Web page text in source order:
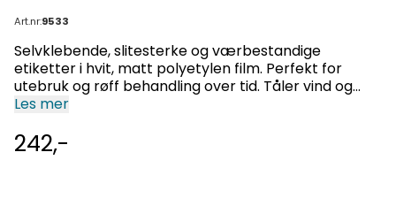
Art.nr:9533
Selvklebende, slitesterke og værbestandige
etiketter i hvit, matt polyetylen film. Perfekt for
utebruk og røff behandling over tid. Tåler vind og
vær! Ideelt for utendørs bruk: bil, båt,
identifikasjon av lagervare/gjenstander i havne-
eller produksjonsanlegg. Ekstrem sterk klebekraft
Les mer
242,-